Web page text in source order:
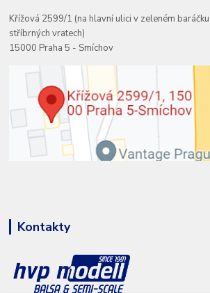
Křížová 2599/1 (na hlavní ulici v zeleném
stříbrných vratech)
15000 Praha 5 - Smíchov
Kontakty